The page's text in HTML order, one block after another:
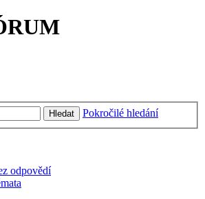
Hledat Pokročilé hledání
odpovědí